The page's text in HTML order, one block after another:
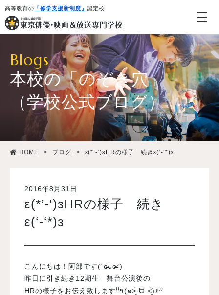
高等教育の 「修学支援新制度」 認定校
学校紹介・教育システム
学生生活
就職・デビュー
入試案内
学校情報
Blogs
本校の「のぞき穴」
（学校公式ブログ）
HOME > ブログ > ε(*’-‘)зHRの様子 続きε(‘-‘*)з
2016年8月31日
ε(*’-‘)зHRの様子 続き
ε(‘-‘*)з
こんにちは！阿部です(ˊo̶̶̷ᴗo̶̶̷`)
昨日に引き続き12期生 舞台公演後の
HRの様子をお伝え致します⁽⁽٩(๑˃̶͈̀ ᗨ ˂̶͈́)۶⁾⁾